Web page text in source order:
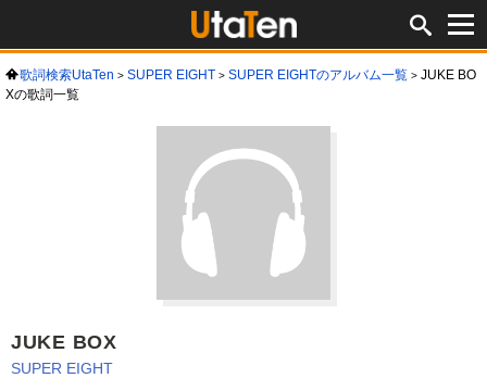
歌詞検索UtaTen SUPER EIGHT SUPER EIGHTのアルバム一覧
JUKE BO
Xの歌詞一覧
JUKE BOX
SUPER EIGHT